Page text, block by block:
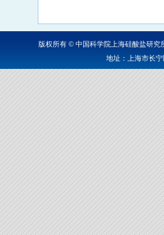
版权所有 © 中国科学院上海硅酸盐研
地址：上海市长